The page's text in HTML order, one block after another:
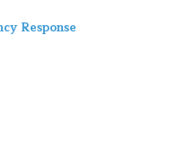
Response